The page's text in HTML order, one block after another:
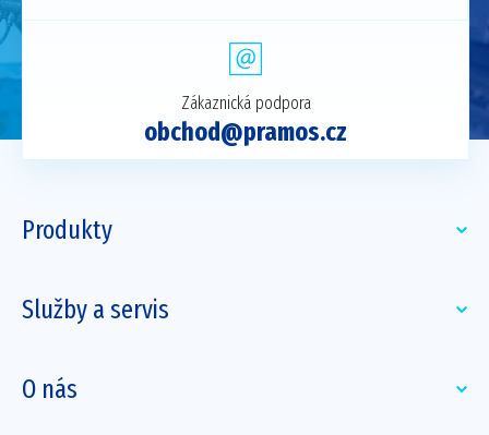
Zákaznická podpora
obchod@pramos.cz
Produkty
Služby a servis
O nás